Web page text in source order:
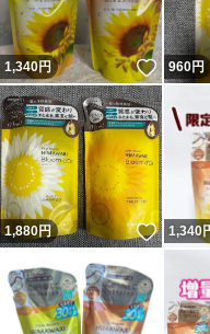
1,340円 いい
960円
1,880円 いい
1,340